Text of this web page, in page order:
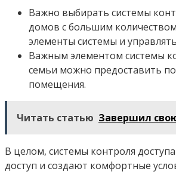
Важно выбирать системы
домов с большим
элементы системы и
Важным элементом системы
семьи можно предоставить
помещения.
Читать статью Завершил
В целом, системы контроля
доступ и создают комфортные